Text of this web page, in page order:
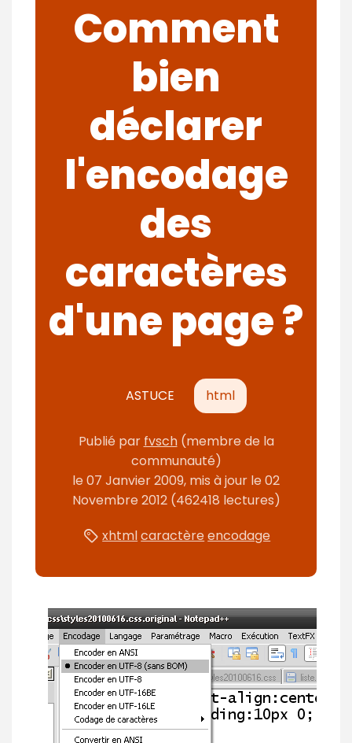
Comment
bien
déclarer
l'encodage
des
caractères
d'une page ?
ASTUCE html
Publié par fvsch (membre de la
communauté)
le07 Janvier 2009, mis à jour le02
Novembre 2012(462418 lectures)
xhtmlcaractèreencodage